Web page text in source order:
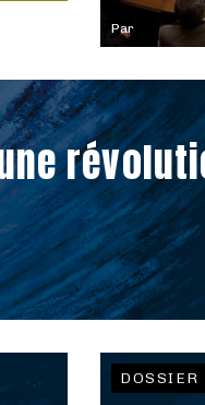
Par
DOSSIER